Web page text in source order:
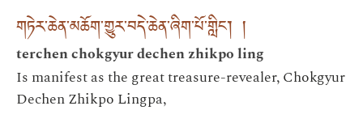
གཏེར་ཆེན་མཆོག་གྱུར་བདེ་ཆེན་ཞིག་པོ་གླིང་། །
terchen chokgyur dechen zhikpo ling
Is manifest as the great treasure-revealer, Chokgyur
Dechen Zhikpo Lingpa,